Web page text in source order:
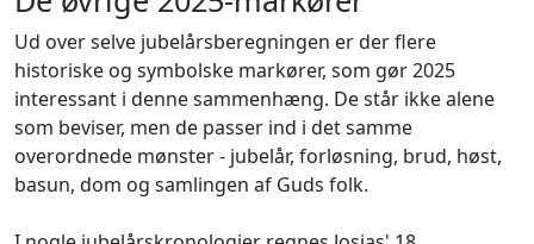
Ud over selve jubelårsberegningen er der flere
historiske og symbolske markører, som gør 2025
interessant i denne sammenhæng. De står ikke alene
som beviser, men de passer ind i det samme
overordnede mønster - jubelår, forløsning, brud, høst,
basun, dom og samlingen af Guds folk.